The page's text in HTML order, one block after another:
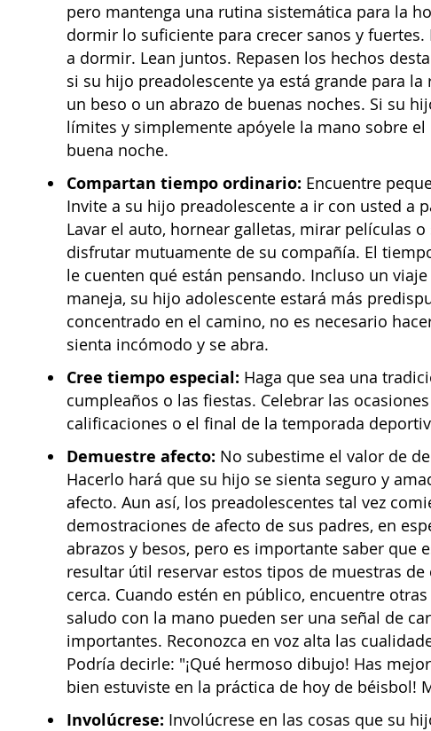
pero mantenga una rutina sistemática para la
dormir lo suficiente para crecer sanos y
a dormir. Lean juntos. Repasen los hechos
si su hijo preadolescente ya está grande para
un beso o un abrazo de buenas noches. Si su
límites y simplemente apóyele la mano sobre
buena noche.
Compartan tiempo ordinario: Encuentre
Invite a su hijo preadolescente a ir con usted a
Lavar el auto, hornear galletas, mirar películas
disfrutar mutuamente de su compañía. El
le cuenten qué están pensando. Incluso un
maneja, su hijo adolescente estará más
concentrado en el camino, no es necesario
sienta incómodo y se abra.
Cree tiempo especial: Haga que sea una
cumpleaños o las fiestas. Celebrar las
calificaciones o el final de la temporada
Demuestre afecto: No subestime el valor de
Hacerlo hará que su hijo se sienta seguro y
afecto. Aun así, los preadolescentes tal vez
demostraciones de afecto de sus padres, en
abrazos y besos, pero es importante saber que
resultar útil reservar estos tipos de muestras
cerca. Cuando estén en público, encuentre
saludo con la mano pueden ser una señal de
importantes. Reconozca en voz alta las
Podría decirle: "¡Qué hermoso dibujo! Has
bien estuviste en la práctica de hoy de béisbol!
Involúcrese: Involúcrese en las cosas que su